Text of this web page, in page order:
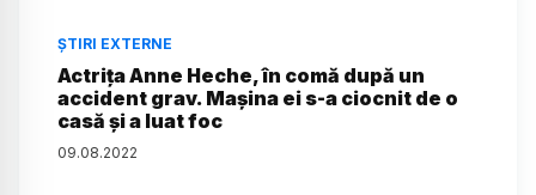
ȘTIRI EXTERNE
Actrița Anne Heche, în comă după un
accident grav. Mașina ei s-a ciocnit de o
casă și a luat foc
09.08.2022